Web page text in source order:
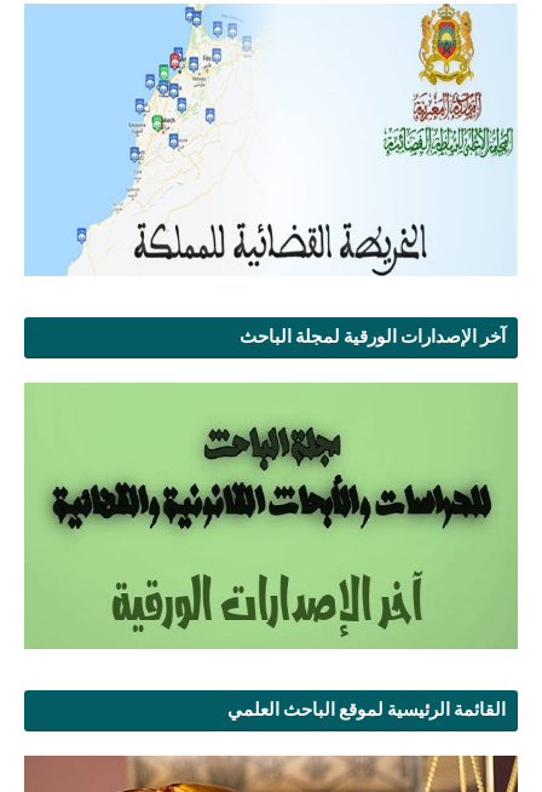
آخر الإصدارات الورقية لمجلة الباحث
القائمة الرئيسية لموقع الباحث العلمي